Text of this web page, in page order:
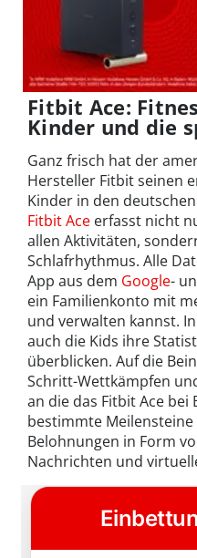
Fitbit Ace:
Kinder und die
Ganz frisch hat der
Hersteller Fitbit seinen
Kinder in den
Fitbit Ace erfasst nicht
allen Aktivitäten,
Schlafrhythmus. Alle
App aus dem Google-
ein Familienkonto mit
und verwalten kannst.
auch die Kids ihre
überblicken. Auf die
Schritt-Wettkämpfen
an die das Fitbit Ace
bestimmte
Belohnungen in Form
Nachrichten und